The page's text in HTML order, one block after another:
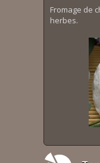
Fromage de
herbes.